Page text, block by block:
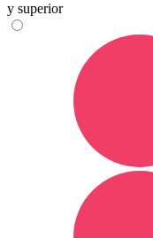
y superior